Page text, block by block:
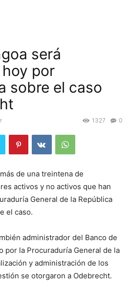
será
por
sobre el caso
0
1327
de una treintena de
activos y no activos que han
General de la República
el caso.
administrador del Banco de
por la Procuraduría General de la
y administración de los
se otorgaron a Odebrecht.